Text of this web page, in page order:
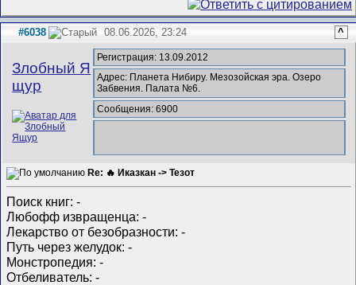
#6038 08.06.2026, 23:24 ^
Злобный Я
щур
Регистрация: 13.09.2012
Адрес: Планета Нибиру. Мезозойская эра. Озеро
Забвения. Палата №6.
Сообщения: 6900
Re: 🔥 Иказкан -> Тезот
Поиск книг: -
Любофф извращенца: -
Лекарство от безобразности: -
Путь через желудок: -
Монстропедия: -
Отбеливатель: -